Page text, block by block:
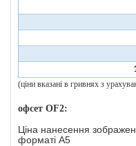
(ціни вказані в гривнях з
офсет OF2:
Ціна нанесення
форматі A5